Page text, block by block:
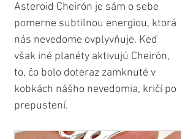
Asteroid Cheirón je sám o sebe
pomerne subtilnou energiou, ktorá
nás nevedome ovplyvňuje. Keď
však iné planéty aktivujú Cheirón,
to, čo bolo doteraz zamknuté v
kobkách nášho nevedomia, kričí po
prepustení.